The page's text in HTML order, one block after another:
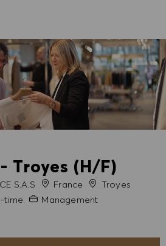
Troyes (H/F)
S.A.S France CityTroyes
time Experience Required
Management